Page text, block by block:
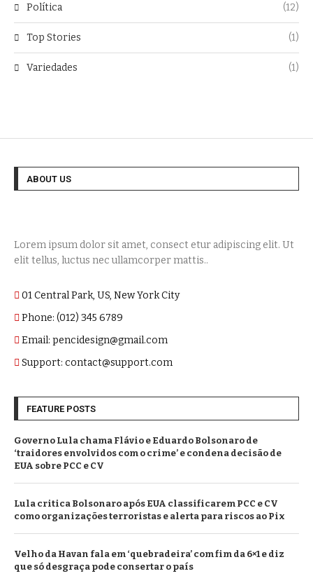
Política (12)
Top Stories (1)
Variedades (1)
ABOUT US
Lorem ipsum dolor sit amet, consect etur adipiscing elit. Ut
elit tellus, luctus nec ullamcorper mattis..
01 Central Park, US, New York City
Phone: (012) 345 6789
Email: pencidesign@gmail.com
Support: contact@support.com
FEATURE POSTS
Governo Lula chama Flávio e Eduardo Bolsonaro de
‘traidores envolvidos com o crime’ e condena decisão de
EUA sobre PCC e CV
Lula critica Bolsonaro após EUA classificarem PCC e CV
como organizações terroristas e alerta para riscos ao Pix
Velho da Havan fala em ‘quebradeira’ com fim da 6×1 e diz
que só desgraça pode consertar o país